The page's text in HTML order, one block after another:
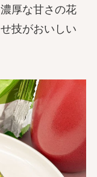
厚な甘さの花
せ技がおいしい